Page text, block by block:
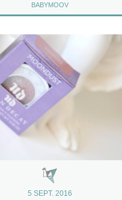
BABYMOOV
5 SEPT. 2016